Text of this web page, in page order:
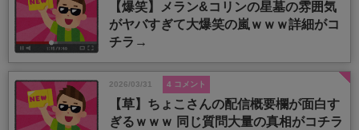
【爆笑】メラン&コリンの星墓の雰囲気
がヤバすぎて大爆笑の嵐ｗｗｗ詳細がコ
チラ→
2026/03/31 4 コメント
【草】ちょこさんの配信概要欄が面白す
ぎるｗｗｗ 同じ質問大量の真相がコチラ